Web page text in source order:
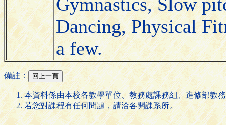
Dancing, Physical
a few.
備註：
本資料係由本校各教學單位、教務處課務組、進修部教
若您對課程有任何問題，請洽各開課系所。